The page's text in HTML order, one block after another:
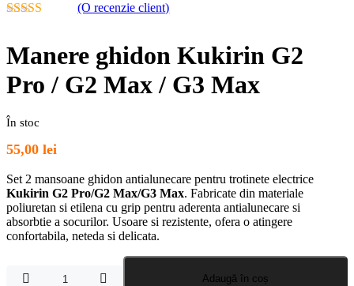
baza unei
singure
evaluări
(O recenzie client)
Manere ghidon Kukirin G2
Pro / G2 Max / G3 Max
În stoc
55,00 lei
Set 2 mansoane ghidon antialunecare pentru trotinete electrice
Kukirin G2 Pro/G2 Max/G3 Max. Fabricate din materiale
poliuretan si etilena cu grip pentru aderenta antialunecare si
absorbtie a socurilor. Usoare si rezistente, ofera o atingere
confortabila, neteda si delicata.
Cantitate
Adaugă în coș